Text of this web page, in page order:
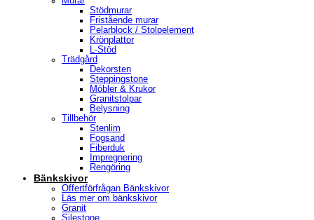
Stödmurar
Fristående murar
Pelarblock / Stolpelement
Krönplattor
L-Stöd
Trädgård
Dekorsten
Steppingstone
Möbler & Krukor
Granitstolpar
Belysning
Tillbehör
Stenlim
Fogsand
Fiberduk
Impregnering
Rengöring
Bänkskivor
Offertförfrågan Bänkskivor
Läs mer om bänkskivor
Granit
Silestone